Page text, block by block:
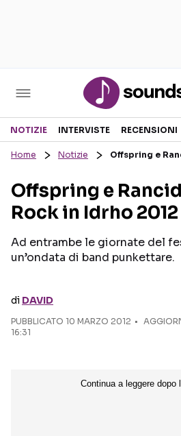
Sezioni
RECENSIONI MUSICALI
INTERVISTE
GOSSIP E CURIOSITÀ
NOTIZIE INTERVISTE RECENSIONI
Home Notizie Offspring e
Offspring e
Rock in Idrho
Ad entrambe le giornate del
un’ondata di band punkettare.
di DAVID
PUBBLICATO 10 MARZO 2012
16:31